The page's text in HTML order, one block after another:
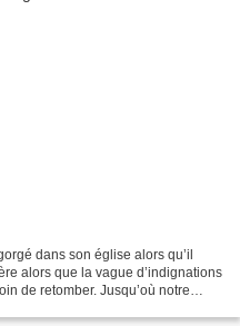
dans son église alors qu’il
alors que la vague d’indignations
de retomber. Jusqu’où notre